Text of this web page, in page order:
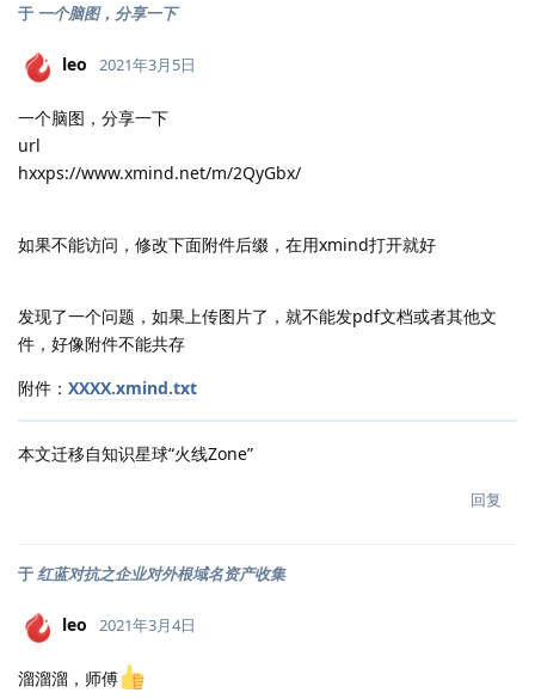
于 一个脑图，分享一下
leo 2021年3月5日
一个脑图，分享一下
url
hxxps://www.xmind.net/m/2QyGbx/
如果不能访问，修改下面附件后缀，在用xmind打开就好
发现了一个问题，如果上传图片了，就不能发pdf文档或者其他文
件，好像附件不能共存
附件： XXXX.xmind.txt
本文迁移自知识星球“火线Zone”
回复
于 红蓝对抗之企业对外根域名资产收集
leo 2021年3月4日
溜溜溜，师傅